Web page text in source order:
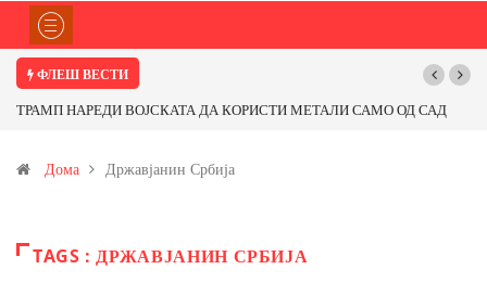
ФЛЕШ ВЕСТИ
ТРАМП НАРЕДИ ВОЈСКАТА ДА КОРИСТИ МЕТАЛИ САМО ОД САД
Иловица и со антимонот?
Дома Државјанин Србија
TAGS : ДРЖАВЈАНИН СРБИЈА